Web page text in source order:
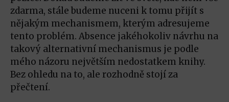
zdarma, stále budeme nuceni k tomu přijít s
nějakým mechanismem, kterým adresujeme
tento problém. Absence jakéhokoliv návrhu na
takový alternativní mechanismus je podle
mého názoru největším nedostatkem knihy.
Bez ohledu na to, ale rozhodně stojí za
přečtení.